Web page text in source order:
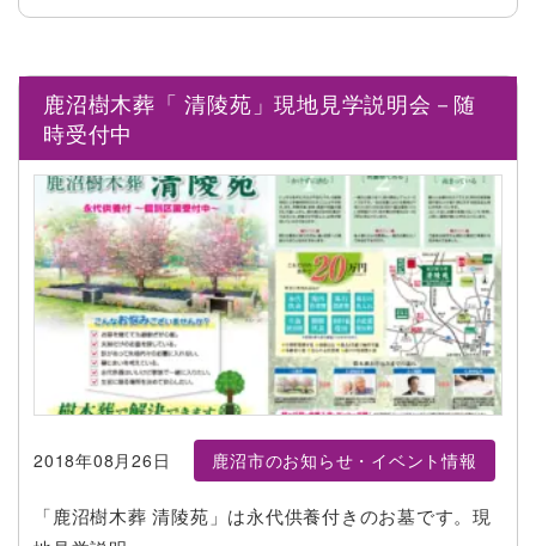
鹿沼樹木葬「 清陵苑」現地見学説明会－随
時受付中
2018年08月26日 鹿沼市のお知らせ・イベント情報
「鹿沼樹木葬 清陵苑」は永代供養付きのお墓です。現